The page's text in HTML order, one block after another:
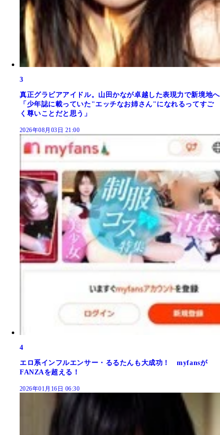
3
真正グラビアアイドル。山田かなが卓越した表現力で新境地へ
「少年誌に載っていた"エッチなお姉さん"になれるってすご
く尊いことだと思う」
2026年08月03日 21:00
4
エロ系インフルエンサー・るるたんも大成功！ myfansが
FANZAを超える！
2026年01月16日 06:30